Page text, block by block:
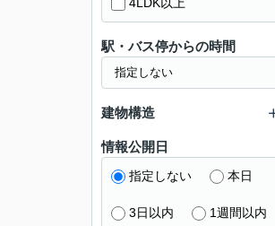
駅・バス停からの時間
建物構造
情報公開日
指定しない 本日
3日以内 1週間以内